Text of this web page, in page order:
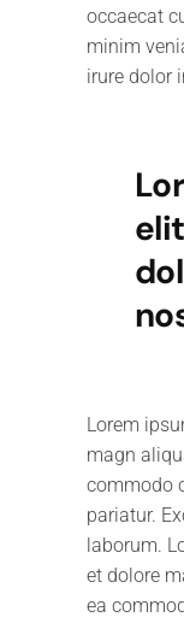
occaecat
minim
irure dolor
Lorem
magn
commodo
pariatur.
laborum.
et dolore
ea